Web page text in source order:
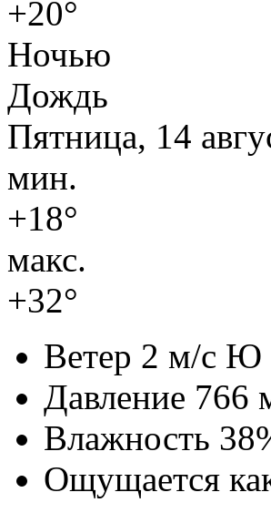
+20°
Ночью
Дождь
Пятница, 14
мин.
+18°
макс.
+32°
Ветер 2 м/с Ю
Давление 766
Влажность
Ощущается